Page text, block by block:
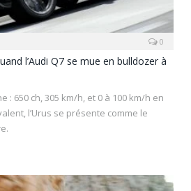
0
l’Audi Q7 se mue en bulldozer à
: 650 ch, 305 km/h, et 0 à 100 km/h en
l’Urus se présente comme le